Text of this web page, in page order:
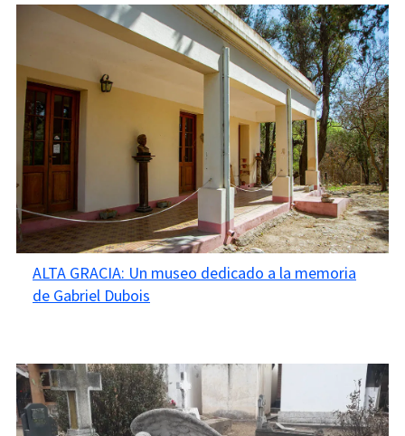
ALTA GRACIA: Un museo dedicado a la memoria
de Gabriel Dubois